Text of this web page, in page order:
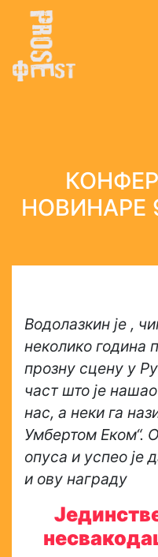
НОВИНАРЕ
Водолазкин је ,
неколико година
прозну сцену у
част што је
нас, а неки га
Умбертом Еком“.
опуса и успео
и ову награду